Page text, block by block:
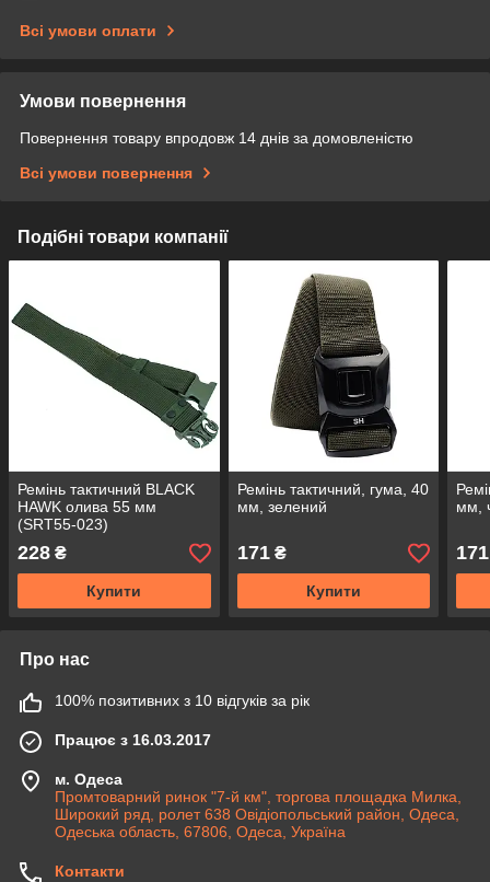
Всі умови оплати
Умови повернення
Повернення товару впродовж 14 днів за домовленістю
Всі умови повернення
Подібні товари компанії
Ремінь тактичний BLACK
HAWK олива 55 мм
(SRT55-023)
228 ₴
Купити
Ремінь тактичний, гума, 40
мм, зелений
171₴
Купити
мм,
171
Про нас
100% позитивних з 10 відгуків за рік
Працює з 16.03.2017
м. Одеса
Промтоварний ринок "7-й км", торгова площадка Милка,
Широкий ряд, ролет 638 Овідіопольський район, Одеса,
Одеська область, 67806, Одеса, Україна
Контакти